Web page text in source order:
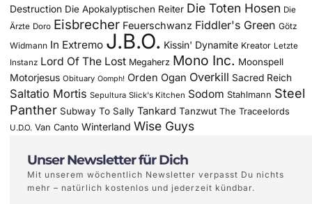
Destruction Die Apokalyptischen Reiter Die Toten Hosen Die
Ärzte Doro Eisbrecher Feuerschwanz Fiddler's Green Götz
Widmann In Extremo J.B.O. Kissin' Dynamite Kreator Letzte
Instanz Lord Of The Lost Megaherz Mono Inc. Moonspell
Motorjesus Obituary Oomph! Orden Ogan Overkill Sacred Reich
Saltatio Mortis Sepultura Slick's Kitchen Sodom Stahlmann Steel
Panther Subway To Sally Tankard Tanzwut The Traceelords
U.D.O. Van Canto Winterland Wise Guys
Unser Newsletter für Dich
Mit unserem wöchentlich Newsletter verpasst Du nichts
mehr – natürlich kostenlos und jederzeit kündbar.